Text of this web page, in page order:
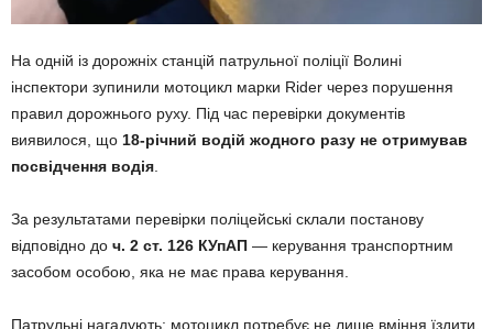
На одній із дорожніх станцій патрульної поліції Волині
інспектори зупинили мотоцикл марки Rider через порушення
правил дорожнього руху. Під час перевірки документів
виявилося, що 18-річний водій жодного разу не отримував
посвідчення водія.
За результатами перевірки поліцейські склали постанову
відповідно до ч. 2 ст. 126 КУпАП — керування транспортним
засобом особою, яка не має права керування.
Патрульні нагадують: мотоцикл потребує не лише вміння їздити,